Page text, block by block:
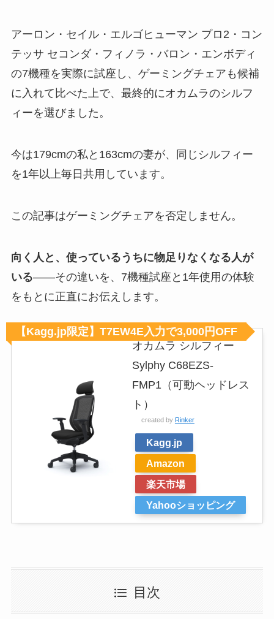
アーロン・セイル・エルゴヒューマン プロ2・コン
テッサ セコンダ・フィノラ・バロン・エンボディ
の7機種を実際に試座し、ゲーミングチェアも候補
に入れて比べた上で、最終的にオカムラのシルフ
ィーを選びました。
今は179cmの私と163cmの妻が、同じシルフィー
を1年以上毎日共用しています。
この記事はゲーミングチェアを否定しません。
向く人と、使っているうちに物足りなくなる人が
いる——その違いを、7機種試座と1年使用の体験
をもとに正直にお伝えします。
オカムラ シルフィー
Sylphy C68EZS-
FMP1（可動ヘッドレス
ト）
created by Rinker
Kagg.jp
Amazon
楽天市場
Yahooショッピング
【Kagg.jp限定】T7EW4E入力で3,000円OFF
目次